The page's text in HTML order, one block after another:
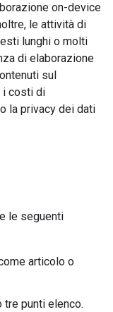
on-device
le attività di
lunghi o molti
di elaborazione
sul
i costi di
la privacy dei dati
le seguenti
articolo o
tre punti elenco.